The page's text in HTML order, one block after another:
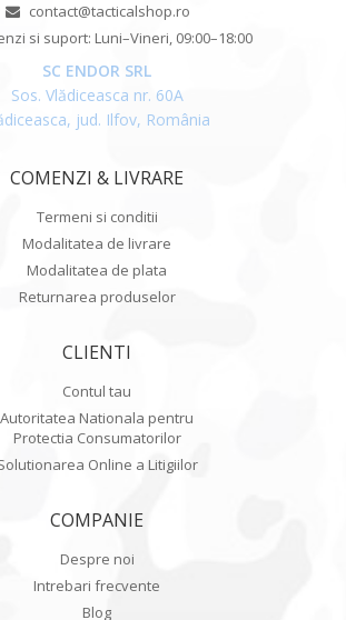
contact@tacticalshop.ro
si suport: Luni–Vineri, 09:00–18:00
SC ENDOR SRL
Sos. Vlădiceasca nr. 60A
jud. Ilfov, România
COMENZI & LIVRARE
Termeni si conditii
Modalitatea de livrare
Modalitatea de plata
Returnarea produselor
CLIENTI
Contul tau
Autoritatea Nationala pentru
Protectia Consumatorilor
Online a Litigiilor
COMPANIE
Despre noi
Intrebari frecvente
Blog